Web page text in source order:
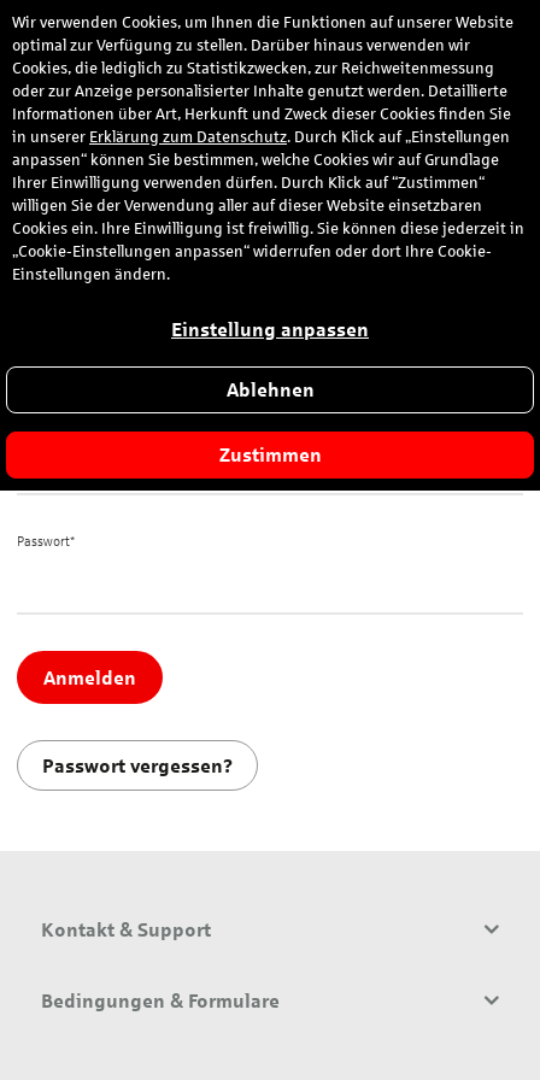
Anmeldung
Bitte melden Sie sich hier mit Ihrer E-Mail-Adresse und dem von
Ihnen gewählten Passwort an.
Sie sind zum ersten Mal hier?
Passwort*
Anmelden
Passwort vergessen?
Kontakt & Support
Bedingungen & Formulare
Wir verwenden Cookies, um Ihnen die Funktionen auf unserer Website
optimal zur Verfügung zu stellen. Darüber hinaus verwenden wir
Cookies, die lediglich zu Statistikzwecken, zur Reichweitenmessung
oder zur Anzeige personalisierter Inhalte genutzt werden. Detaillierte
Informationen über Art, Herkunft und Zweck dieser Cookies finden Sie
in unserer Erklärung zum Datenschutz. Durch Klick auf „Einstellungen
anpassen“ können Sie bestimmen, welche Cookies wir auf Grundlage
Ihrer Einwilligung verwenden dürfen. Durch Klick auf “Zustimmen“
willigen Sie der Verwendung aller auf dieser Website einsetzbaren
Cookies ein. Ihre Einwilligung ist freiwillig. Sie können diese jederzeit in
„Cookie-Einstellungen anpassen“ widerrufen oder dort Ihre Cookie-
Einstellungen ändern.
Einstellung anpassen
Ablehnen
Zustimmen